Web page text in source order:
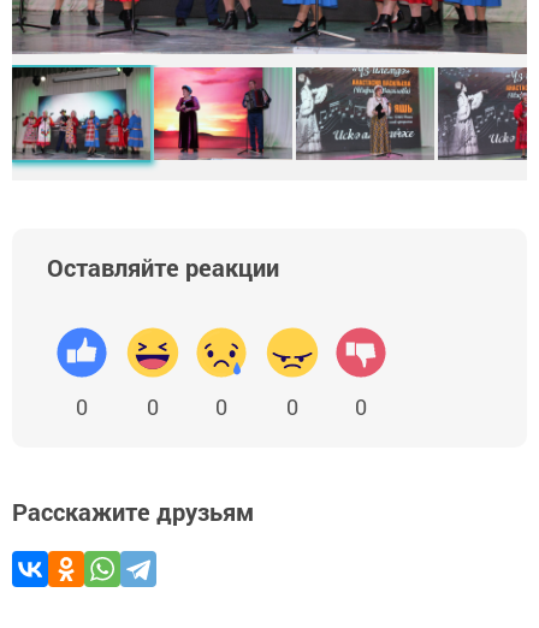
Оставляйте реакции
0 0 0 0 0
Расскажите друзьям